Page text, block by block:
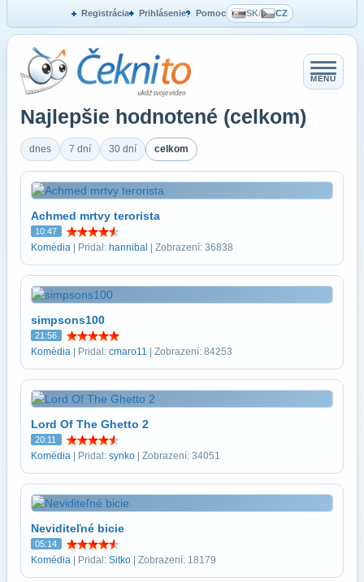
Registrácia Prihlásenie Pomoc SK/ CZ
MENU
Najlepšie hodnotené (celkom)
dnes 7 dní 30 dní celkom
Achmed mrtvy terorista
10:47
Komédia | Pridal: hannibal | Zobrazení: 36838
simpsons100
21:56
Komédia | Pridal: cmaro11 | Zobrazení: 84253
Lord Of The Ghetto 2
20:11
Komédia | Pridal: synko | Zobrazení: 34051
Neviditeľné bicie
05:14
Komédia | Pridal: Sitko | Zobrazení: 18179